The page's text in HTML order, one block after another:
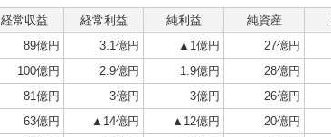
経常収益 経常利益 純利益 純資産
89億円 3.1億円 ▲1億円 27億円
100億円 2.9億円 1.9億円 28億円
81億円 3億円 3億円 26億円
63億円 ▲14億円 ▲12億円 20億円